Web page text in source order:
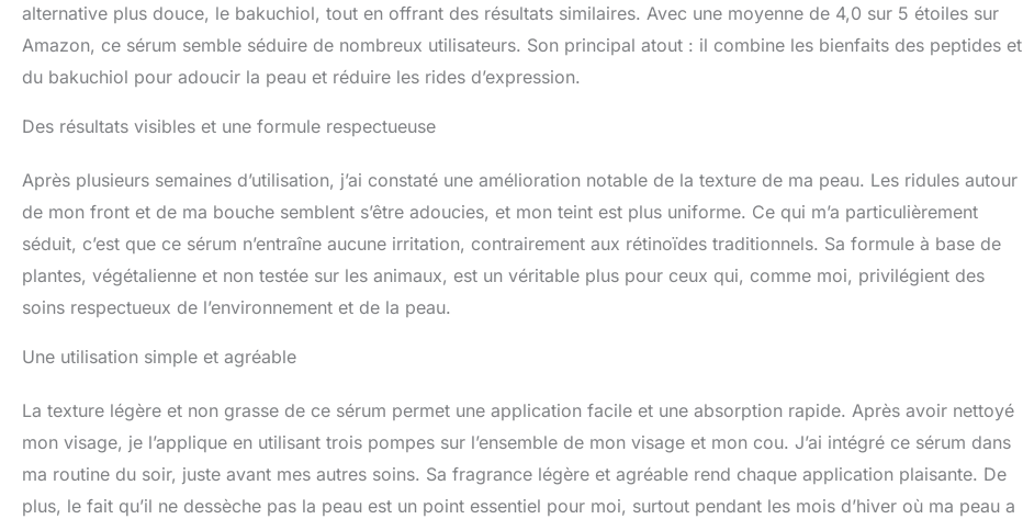
manière durable.
alternative plus douce, le bakuchiol, tout en offrant des résultats similaires. Avec une moyenne de 4,0 sur 5 étoiles sur
Amazon, ce sérum semble séduire de nombreux utilisateurs. Son principal atout : il combine les bienfaits des peptides et
du bakuchiol pour adoucir la peau et réduire les rides d’expression.
Des résultats visibles et une formule respectueuse
Après plusieurs semaines d’utilisation, j’ai constaté une amélioration notable de la texture de ma peau. Les ridules autour
de mon front et de ma bouche semblent s’être adoucies, et mon teint est plus uniforme. Ce qui m’a particulièrement
séduit, c’est que ce sérum n’entraîne aucune irritation, contrairement aux rétinoïdes traditionnels. Sa formule à base de
plantes, végétalienne et non testée sur les animaux, est un véritable plus pour ceux qui, comme moi, privilégient des
soins respectueux de l’environnement et de la peau.
Une utilisation simple et agréable
La texture légère et non grasse de ce sérum permet une application facile et une absorption rapide. Après avoir nettoyé
mon visage, je l’applique en utilisant trois pompes sur l’ensemble de mon visage et mon cou. J’ai intégré ce sérum dans
ma routine du soir, juste avant mes autres soins. Sa fragrance légère et agréable rend chaque application plaisante. De
plus, le fait qu’il ne dessèche pas la peau est un point essentiel pour moi, surtout pendant les mois d’hiver où ma peau a